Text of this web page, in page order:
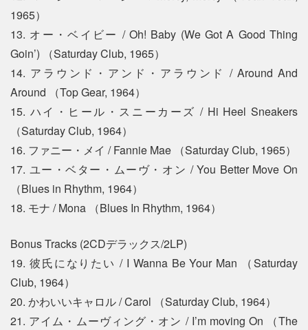
1965）
13. オー・ベイビー / Oh! Baby (We Got A Good Thing
Goin’) （Saturday Club, 1965）
14. アラウンド・アンド・アラウンド / Around And
Around （Top Gear, 1964）
15. ハイ・ヒール・スニーカーズ / Hi Heel Sneakers
（Saturday Club, 1964）
16. ファニー・メイ / Fannie Mae （Saturday Club, 1965）
17. ユー・ベター・ムーヴ・オン / You Better Move On
（Blues in Rhythm, 1964）
18. モナ / Mona （Blues In Rhythm, 1964）
Bonus Tracks (2CDデラックス/2LP)
19. 彼氏になりたい / I Wanna Be Your Man （Saturday
Club, 1964）
20. かわいいキャロル / Carol （Saturday Club, 1964）
21. アイム・ムーヴィング・オン / I’m moving On （The